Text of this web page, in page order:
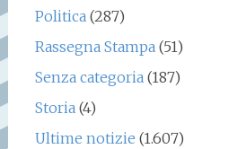
Politica(287)
Rassegna Stampa(51)
Senza categoria(187)
Storia(4)
Ultime notizie (1.607)